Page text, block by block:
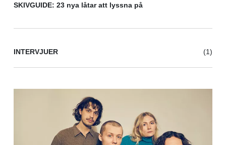
SKIVGUIDE: 23 nya låtar att lyssna på
INTERVJUER (1)